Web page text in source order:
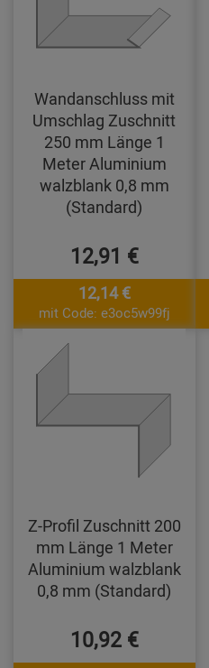
Wandanschluss mit
Umschlag Zuschnitt
250 mm Länge 1
Meter Aluminium
walzblank 0,8 mm
(Standard)
12,91 €
12,14 €
mit Code: e3oc5w99fj
Z-Profil Zuschnitt 200
mm Länge 1 Meter
Aluminium walzblank
0,8 mm (Standard)
10,92 €